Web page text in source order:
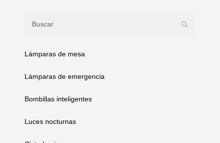
Lámparas de mesa
Lámparas de emergencia
Bombillas inteligentes
Luces nocturnas